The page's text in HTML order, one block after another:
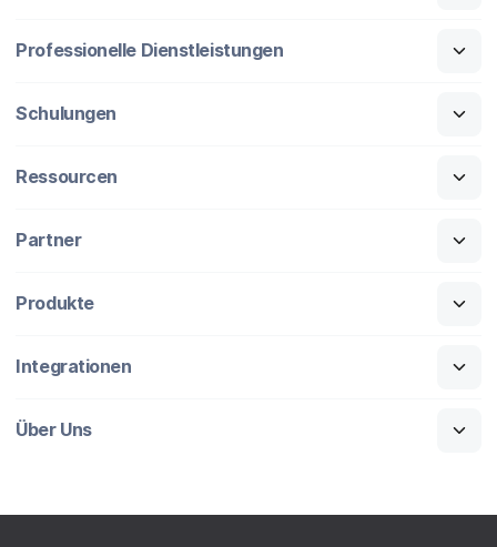
Professionelle Dienstleistungen
Schulungen
Ressourcen
Partner
Produkte
Integrationen
Über Uns